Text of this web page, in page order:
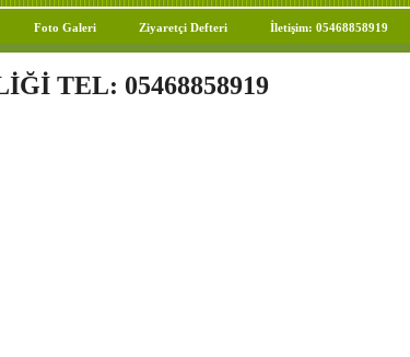
Foto Galeri Ziyaretçi Defteri İletişim: 05468858919
TEL: 05468858919